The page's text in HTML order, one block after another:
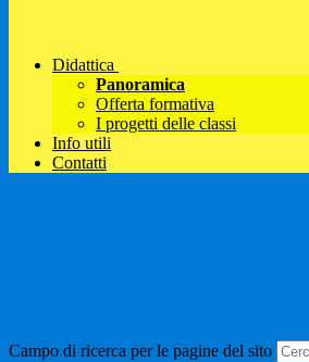
Didattica
Panoramica
Offerta formativa
I progetti delle classi
Info utili
Contatti
Campo di ricerca per le pagine del sito